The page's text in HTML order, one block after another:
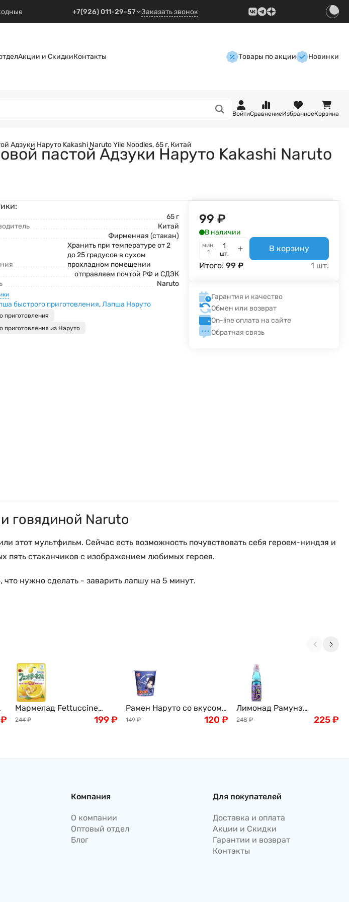
+7(926) 011-29-57 Заказать звонок
Акции и СкидкиКонтакты Товары по акции Новинки
ВойтиСравнениеИзбранноеКорзина
Адзуки Наруто Kakashi Naruto Yile Noodles, 65 г, Китай
пастой Адзуки Наруто Kakashi Naruto
65 г
Китай
Фирменная (стакан)
Хранить при температуре от 2
до 25 градусов в сухом
прохладном помещении
отправляем почтой РФ и СДЭК
Naruto
быстрого приготовления,Лапша Наруто
приготовления
приготовления из Наруто
99 ₽
В наличии
мин.
1
шт.
В корзину
Итого:99 ₽ 1 шт.
Гарантия и качество
Обмен или возврат
On-line оплата на сайте
Обратная связь
говядиной Naruto
этот мультфильм. Сейчас есть возможность почувствовать себя героем-ниндзя и
пять стаканчиков с изображением любимых героев.
нужно сделать - заварить лапшу на 5 минут.
₽
Мармелад Fettuccine
gummi, 50г
244 ₽ 199₽
Рамен Наруто со вкусом
морепродуктов Naruto
149 ₽ 120 ₽
Лимонад Рамунэ
черничный вкус Ramune
248 ₽ 225₽
Компания
О компании
Оптовый отдел
Блог
Для покупателей
Доставка и оплата
Акции и Скидки
Гарантии и возврат
Контакты